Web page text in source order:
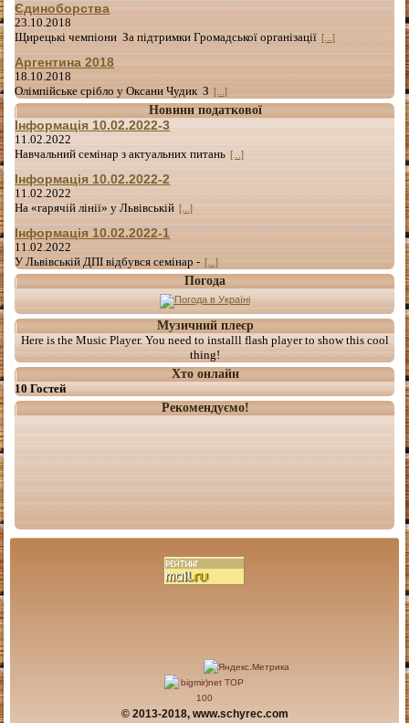
Єдиноборства
23.10.2018
Щирецькі чемпіони За підтримки Громадської організації [...]
Аргентина 2018
18.10.2018
Олімпійське срібло у Оксани Чудик З [...]
Новини податкової
Інформація 10.02.2022-3
11.02.2022
Навчальний семінар з актуальних питань [...]
Інформація 10.02.2022-2
11.02.2022
На «гарячій лінії» у Львівській [...]
Інформація 10.02.2022-1
11.02.2022
У Львівській ДПІ відбувся семінар - [...]
Погода
Музичний плеєр
Here is the Music Player. You need to installl flash player to show this cool
thing!
Хто онлайн
10 Гостей
Рекомендуємо!
© 2013-2018, www.schyrec.com